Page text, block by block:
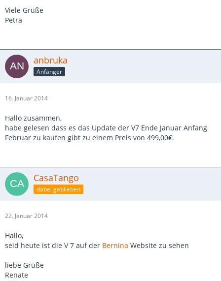
Viele Grüße
Petra
anbruka
Anfänger
16. Januar 2014
Hallo zusammen,
habe gelesen dass es das Update der V7 Ende Januar Anfang
Februar zu kaufen gibt zu einem Preis von 499,00€.
CasaTango
dabei geblieben
22. Januar 2014
Hallo,
seid heute ist die V 7 auf der Bernina Website zu sehen
liebe Grüße
Renate